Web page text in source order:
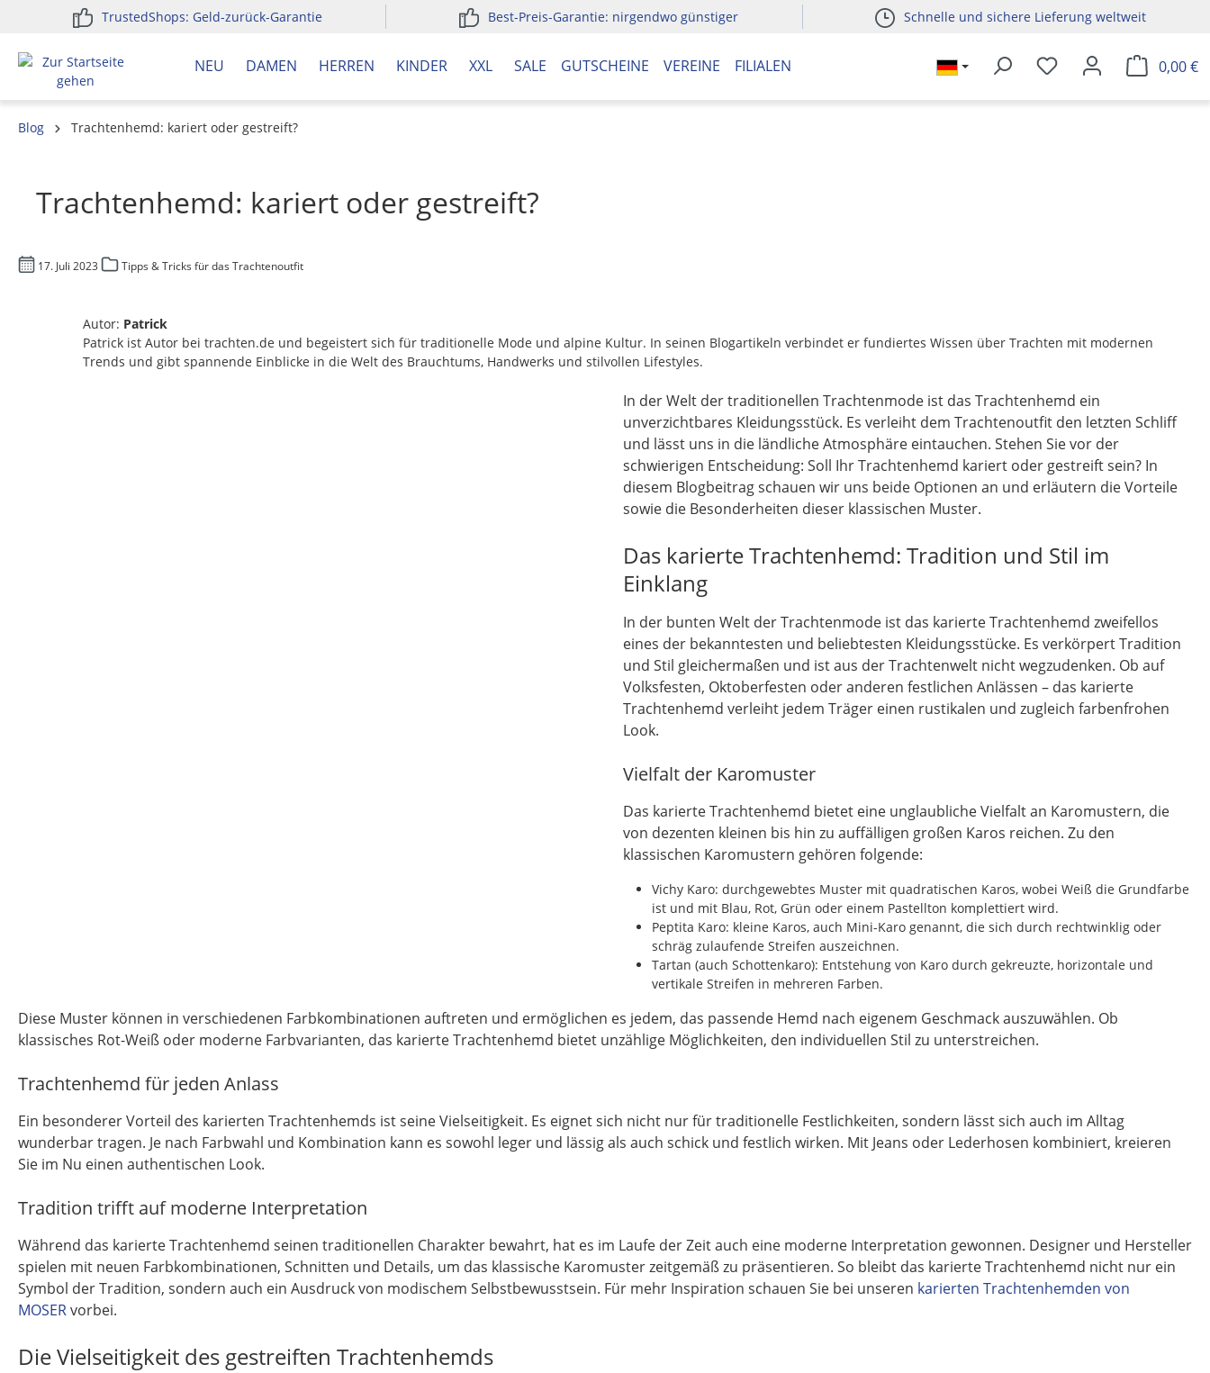
Zur Hauptnavigation springen
TrustedShops: Geld-zurück-Garantie Best-Preis-Garantie: nirgendwo günstiger Schnelle und sichere Lieferung weltweit
NEU DAMEN HERREN KINDER XXL SALE GUTSCHEINE VEREINE FILIALEN 0,00 €
Blog Trachtenhemd: kariert oder gestreift?
Trachtenhemd: kariert oder gestreift?
17. Juli 2023 Tipps & Tricks für das Trachtenoutfit
Autor: Patrick
Patrick ist Autor bei trachten.de und begeistert sich für traditionelle Mode und alpine Kultur. In seinen Blogartikeln verbindet er fundiertes Wissen über Trachten mit modernen
Trends und gibt spannende Einblicke in die Welt des Brauchtums, Handwerks und stilvollen Lifestyles.
In der Welt der traditionellen Trachtenmode ist das Trachtenhemd ein
unverzichtbares Kleidungsstück. Es verleiht dem Trachtenoutfit den letzten Schliff
und lässt uns in die ländliche Atmosphäre eintauchen. Stehen Sie vor der
schwierigen Entscheidung: Soll Ihr Trachtenhemd kariert oder gestreift sein? In
diesem Blogbeitrag schauen wir uns beide Optionen an und erläutern die Vorteile
sowie die Besonderheiten dieser klassischen Muster.
Das karierte Trachtenhemd: Tradition und Stil im
Einklang
In der bunten Welt der Trachtenmode ist das karierte Trachtenhemd zweifellos
eines der bekanntesten und beliebtesten Kleidungsstücke. Es verkörpert Tradition
und Stil gleichermaßen und ist aus der Trachtenwelt nicht wegzudenken. Ob auf
Volksfesten, Oktoberfesten oder anderen festlichen Anlässen – das karierte
Trachtenhemd verleiht jedem Träger einen rustikalen und zugleich farbenfrohen
Look.
Vielfalt der Karomuster
Das karierte Trachtenhemd bietet eine unglaubliche Vielfalt an Karomustern, die
von dezenten kleinen bis hin zu auffälligen großen Karos reichen. Zu den
klassischen Karomustern gehören folgende:
Vichy Karo: durchgewebtes Muster mit quadratischen Karos, wobei Weiß die Grundfarbe
ist und mit Blau, Rot, Grün oder einem Pastellton komplettiert wird.
Peptita Karo: kleine Karos, auch Mini-Karo genannt, die sich durch rechtwinklig oder
schräg zulaufende Streifen auszeichnen.
Tartan (auch Schottenkaro): Entstehung von Karo durch gekreuzte, horizontale und
vertikale Streifen in mehreren Farben.
Diese Muster können in verschiedenen Farbkombinationen auftreten und ermöglichen es jedem, das passende Hemd nach eigenem Geschmack auszuwählen. Ob
klassisches Rot-Weiß oder moderne Farbvarianten, das karierte Trachtenhemd bietet unzählige Möglichkeiten, den individuellen Stil zu unterstreichen.
Trachtenhemd für jeden Anlass
Ein besonderer Vorteil des karierten Trachtenhemds ist seine Vielseitigkeit. Es eignet sich nicht nur für traditionelle Festlichkeiten, sondern lässt sich auch im Alltag
wunderbar tragen. Je nach Farbwahl und Kombination kann es sowohl leger und lässig als auch schick und festlich wirken. Mit Jeans oder Lederhosen kombiniert, kreieren
Sie im Nu einen authentischen Look.
Tradition trifft auf moderne Interpretation
Während das karierte Trachtenhemd seinen traditionellen Charakter bewahrt, hat es im Laufe der Zeit auch eine moderne Interpretation gewonnen. Designer und Hersteller
spielen mit neuen Farbkombinationen, Schnitten und Details, um das klassische Karomuster zeitgemäß zu präsentieren. So bleibt das karierte Trachtenhemd nicht nur ein
Symbol der Tradition, sondern auch ein Ausdruck von modischem Selbstbewusstsein. Für mehr Inspiration schauen Sie bei unseren karierten Trachtenhemden von
MOSERvorbei.
Die Vielseitigkeit des gestreiften Trachtenhemds